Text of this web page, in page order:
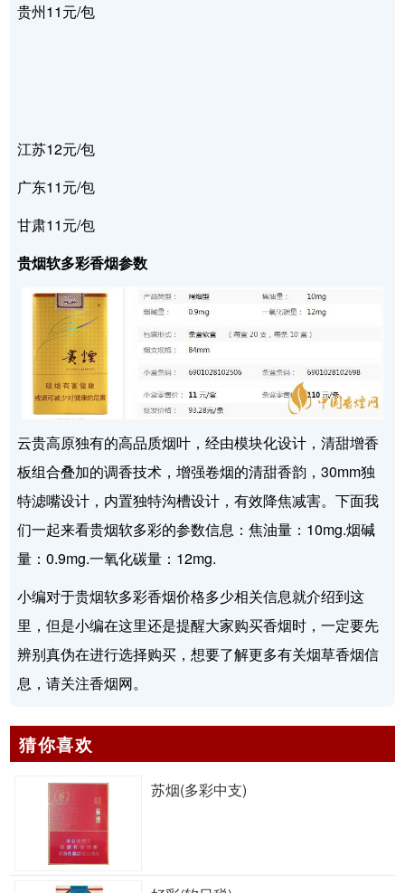
贵州11元/包
江苏12元/包
广东11元/包
甘肃11元/包
贵烟软多彩香烟参数
云贵高原独有的高品质烟叶，经由模块化设计，清甜增香
板组合叠加的调香技术，增强卷烟的清甜香韵，30mm独
特滤嘴设计，内置独特沟槽设计，有效降焦减害。下面我
们一起来看贵烟软多彩的参数信息：焦油量：10mg.烟碱
量：0.9mg.一氧化碳量：12mg.
小编对于贵烟软多彩香烟价格多少相关信息就介绍到这
里，但是小编在这里还是提醒大家购买香烟时，一定要先
辨别真伪在进行选择购买，想要了解更多有关烟草香烟信
息，请关注香烟网。
猜你喜欢
苏烟(多彩中支)